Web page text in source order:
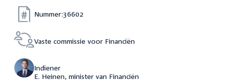
Nummer:36602
Vaste commissie voor Financiën
Indiener
E. Heinen, minister van Financiën